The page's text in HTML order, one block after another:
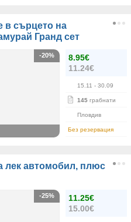
в сърцето на
Гранд сет
8.95€
11.24€
15.11 - 30.09
145 грабнати
Пловдив
Без резервация
-20%
лек автомобил, плюс
11.25€
15.00€
-25%